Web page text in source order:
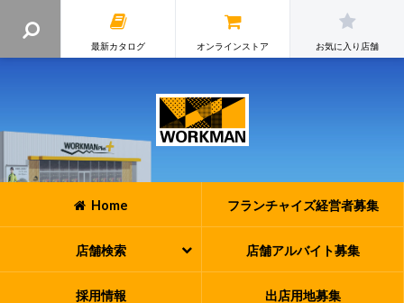
最新カタログ オンラインストア お気に入り店舗
Home フランチャイズ経営者募集
店舗検索 店舗アルバイト募集
採用情報 出店用地募集